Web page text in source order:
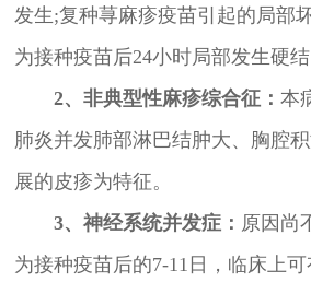
发生;复种荨麻疹疫苗引起的局部
为接种疫苗后24小时局部发生硬结
2、非典型性麻疹综合征： 本
肺炎并发肺部淋巴结肿大、胸腔
展的皮疹为特征。
3、神经系统并发症： 原因尚
为接种疫苗后的7-11日，临床上